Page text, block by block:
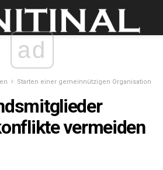
ad
Starten einer gemeinnützigen Organisation
vermeiden